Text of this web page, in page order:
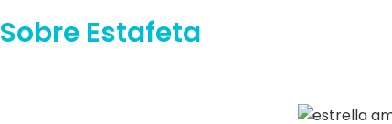
Sobre Estafeta